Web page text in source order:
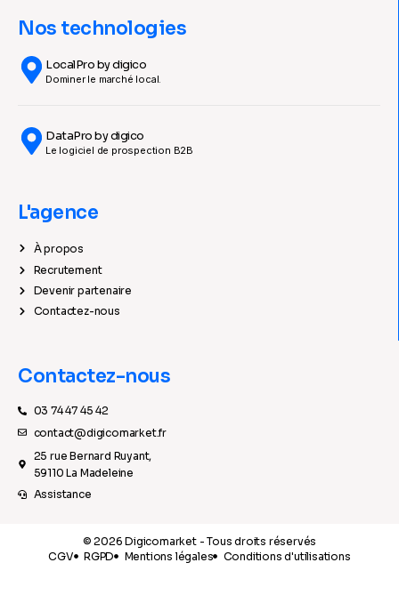
Nos technologies
LocalPro by digico
Dominer le marché local.
DataPro by digico
Le logiciel de prospection B2B
L'agence
À propos
Recrutement
Devenir partenaire
Contactez-nous
Contactez-nous
03 74 47 45 42
contact@digicomarket.fr
25 rue Bernard Ruyant,
59110 La Madeleine
Assistance
© 2026 Digicomarket - Tous droits réservés
CGV
RGPD Mentions légales Conditions d'utilisations